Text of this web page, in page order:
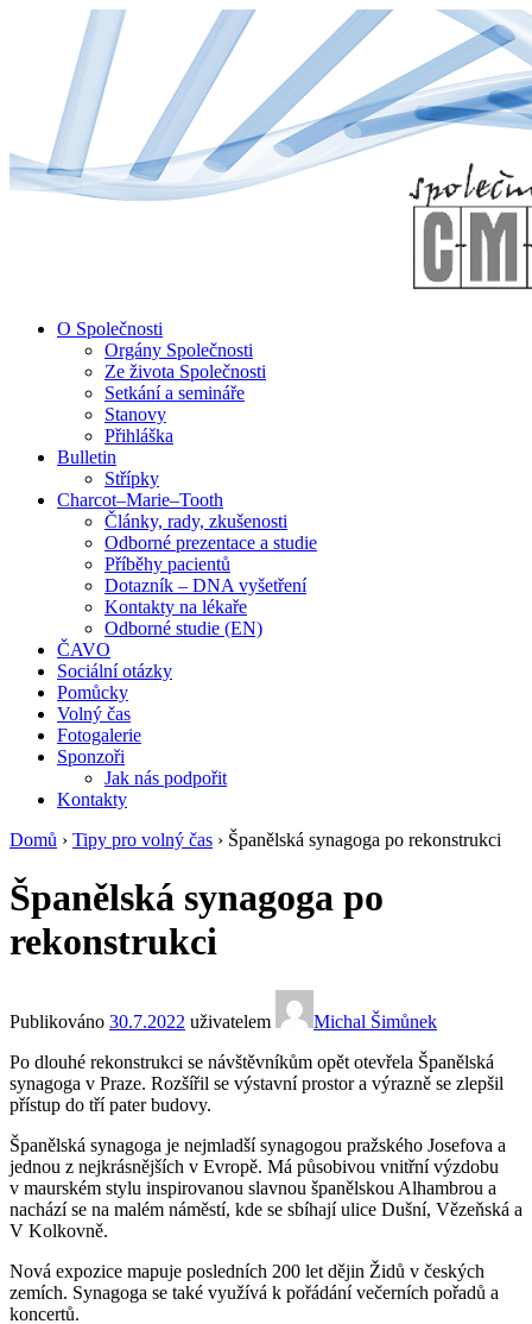
Content
O Společnosti
Orgány Společnosti
Ze života Společnosti
Setkání a semináře
Stanovy
Přihláška
Bulletin
Střípky
Charcot–Marie–Tooth
Články, rady, zkušenosti
Odborné prezentace a studie
Příběhy pacientů
Dotazník – DNA vyšetření
Kontakty na lékaře
Odborné studie (EN)
ČAVO
Sociální otázky
Pomůcky
Volný čas
Fotogalerie
Sponzoři
Jak nás podpořit
Kontakty
Domů › Tipy pro volný čas › Španělská synagoga po rekonstrukci
Španělská synagoga po
rekonstrukci
Publikováno 30.7.2022 uživatelem
Michal Šimůnek
Po dlouhé rekonstrukci se návštěvníkům opět otevřela Španělská
synagoga v Praze. Rozšířil se výstavní prostor a výrazně se zlepšil
přístup do tří pater budovy.
Španělská synagoga je nejmladší synagogou pražského Josefova a
jednou z nejkrásnějších v Evropě. Má působivou vnitřní výzdobu
v maurském stylu inspirovanou slavnou španělskou Alhambrou a
nachází se na malém náměstí, kde se sbíhají ulice Dušní, Vězeňská a
V Kolkovně.
Nová expozice mapuje posledních 200 let dějin Židů v českých
zemích. Synagoga se také využívá k pořádání večerních pořadů a
koncertů.